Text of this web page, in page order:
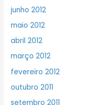
junho 2012
maio 2012
abril 2012
março 2012
fevereiro 2012
outubro 2011
setembro 2011